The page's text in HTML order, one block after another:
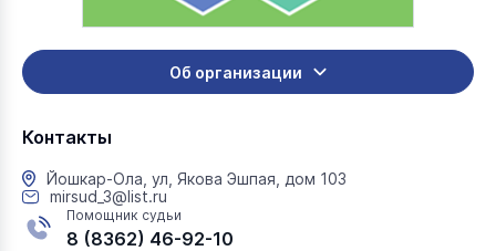
Об организации
Контакты
Йошкар-Ола, ул, Якова Эшпая, дом 103
mirsud_3@list.ru
Помощник судьи
8 (8362) 46-92-10